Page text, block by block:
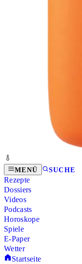
MENÜ SUCHE
Rezepte
Dossiers
Videos
Podcasts
Horoskope
Spiele
E-Paper
Wetter
Startseite